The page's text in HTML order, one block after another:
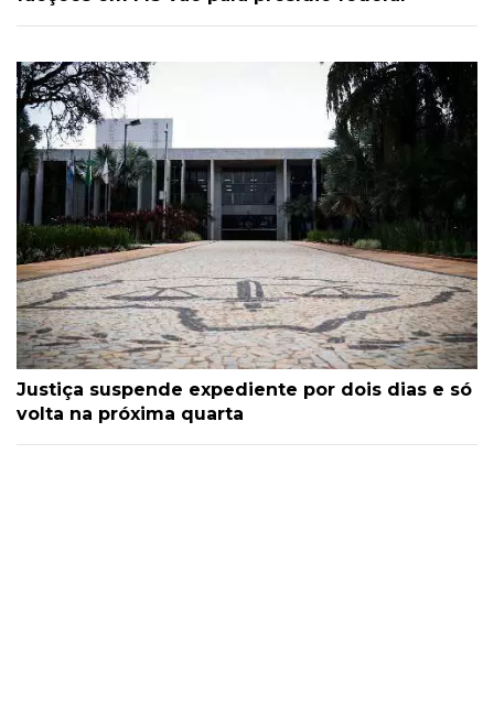
Justiça suspende expediente por dois dias e só
volta na próxima quarta